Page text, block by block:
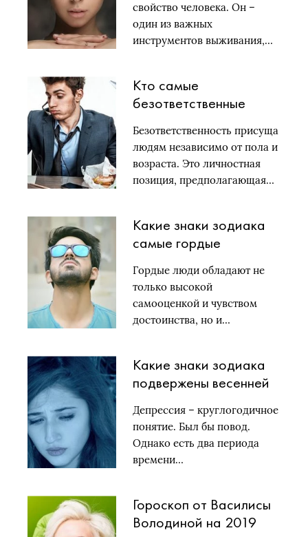
свойство человека. Он –
один из важных
инструментов выживания,…
Кто самые
безответственные
Безответственность присуща
людям независимо от пола и
возраста. Это личностная
позиция, предполагающая…
Какие знаки зодиака
самые гордые
Гордые люди обладают не
только высокой
самооценкой и чувством
достоинства, но и…
Какие знаки зодиака
подвержены весенней
осенней
Депрессия – круглогодичное
понятие. Был бы повод.
Однако есть два периода
времени…
Гороскоп от Василисы
Володиной на 2019